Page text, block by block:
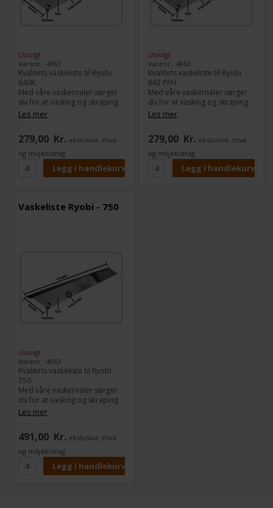
Utsolgt
Varenr.: 4961
Kvalitets vaskeliste til Ryobi
640K.
Med våre vaskernaler sørger
du for at vasking og skraping
av farge fungerer 100 % jevnt.
Type:Gummi
Lengde:736 mm
Bredde:47 mm
Tykkelse:5,0 mm
Antall hull:16
Les mer
279,00 Kr. ekslusive. mva
og miljøbidrag
Utsolgt
Varenr.: 4962
Kvalitets vaskeliste til Ryobi
662 PFH.
Med våre vaskernaler sørger
du for at vasking og skraping
av farge fungerer 100 % jevnt.
Type:Gummi
Lengde:760 mm
Bredde:40 mm
Tykkelse:5,0 mm
Antall hull:11
Les mer
279,00 Kr. ekslusive. mva
og miljøbidrag
Vaskeliste Ryobi - 750
Utsolgt
Varenr.: 4963
Kvalitets vaskeliste til Ryobi
750.
Med våre vaskernaler sørger
du for at vasking og skraping
av farge fungerer 100 % jevnt.
Type:Plastik
Lengde:855 mm
Bredde:34 mm
Tykkelse:5,0 mm
Antall hull:12
Les mer
491,00 Kr. ekslusive. mva
og miljøbidrag